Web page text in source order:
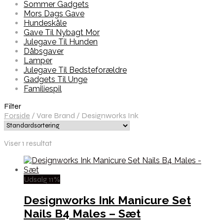
Sommer Gadgets
Mors Dags Gave
Hundeskåle
Gave Til Nybagt Mor
Julegave Til Hunden
Dåbsgaver
Lamper
Julegave Til Bedsteforældre
Gadgets Til Unge
Familiespil
Filter
Forside / Vare Brand / Designworks Ink
Viser 1 resultat
Udsalg 11%
Designworks Ink Manicure Set
Nails B4 Males – Sæt